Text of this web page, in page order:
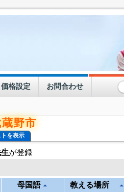
価格設定 お問合わせ
野市
を表示
が登録
母国語arrow_drop_up 教える場所 arrow_drop_up